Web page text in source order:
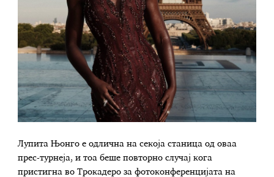
Лупита Њонго е одлична на секоја станица од оваа
прес-турнеја, и тоа беше повторно случај кога
пристигна во Трокадеро за фотоконференцијата на